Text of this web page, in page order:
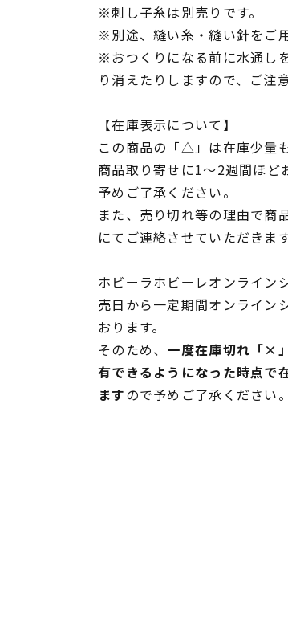
※刺し子糸は別売りです。
※別途、縫い糸・縫い針をご
※おつくりになる前に水通し
り消えたりしますので、ご注
【在庫表示について】
この商品の「△」は在庫少量
商品取り寄せに1～2週間ほど
予めご了承ください。
また、売り切れ等の理由で商
にてご連絡させていただきます
ホビーラホビーレオンライン
売日から一定期間オンライン
おります。
そのため、 一度在庫切れ「×
有できるようになった時点で
ますので予めご了承ください。